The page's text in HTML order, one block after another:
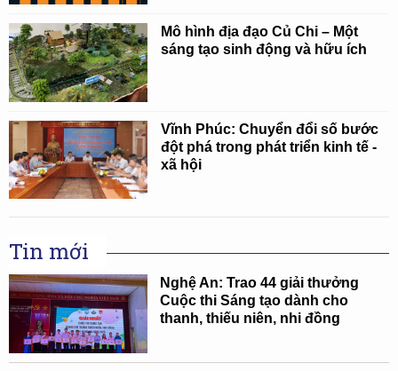
Mô hình địa đạo Củ Chi – Một
sáng tạo sinh động và hữu ích
Vĩnh Phúc: Chuyển đổi số bước
đột phá trong phát triển kinh tế -
xã hội
Tin mới
Nghệ An: Trao 44 giải thưởng
Cuộc thi Sáng tạo dành cho
thanh, thiếu niên, nhi đồng